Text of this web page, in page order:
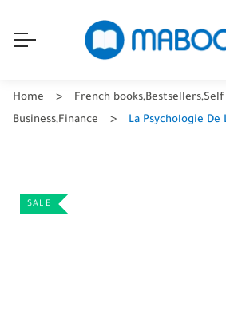
Home French books,Bestsellers,
Business,Finance La Psychologie De
SALE